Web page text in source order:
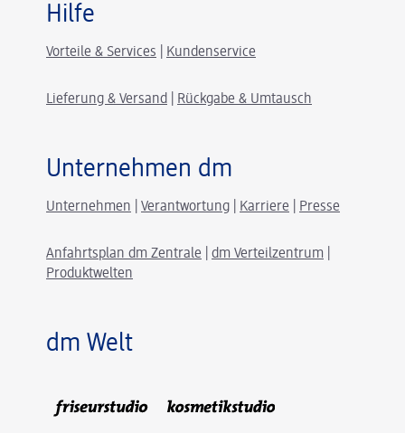
Hilfe
Vorteile & Services Kundenservice
Lieferung & Versand Rückgabe & Umtausch
Unternehmen dm
Unternehmen Verantwortung Karriere Presse
Anfahrtsplan dm Zentrale dm Verteilzentrum
Produktwelten
dm Welt